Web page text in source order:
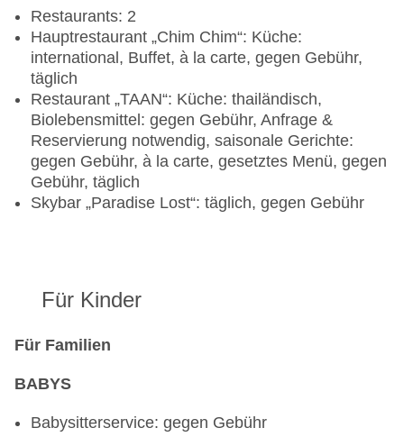
Restaurants: 2
Hauptrestaurant „Chim Chim“: Küche:
international, Buffet, à la carte, gegen Gebühr,
täglich
Restaurant „TAAN“: Küche: thailändisch,
Biolebensmittel: gegen Gebühr, Anfrage &
Reservierung notwendig, saisonale Gerichte:
gegen Gebühr, à la carte, gesetztes Menü, gegen
Gebühr, täglich
Skybar „Paradise Lost“: täglich, gegen Gebühr
Für Kinder
Für Familien
BABYS
Babysitterservice: gegen Gebühr